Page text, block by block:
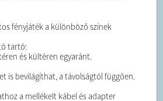
fényjáték a különböző színek
tartó:
és kültéren egyaránt.
is bevilágíthat, a távolságtól függően.
a mellékelt kábel és adapter